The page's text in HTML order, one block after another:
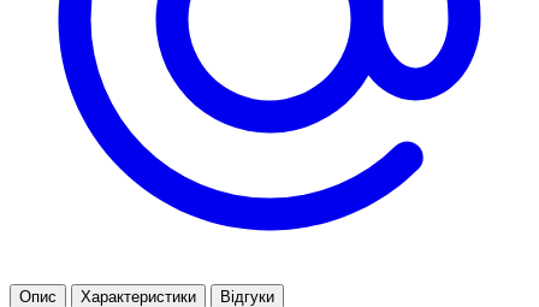
Опис Характеристики Відгуки